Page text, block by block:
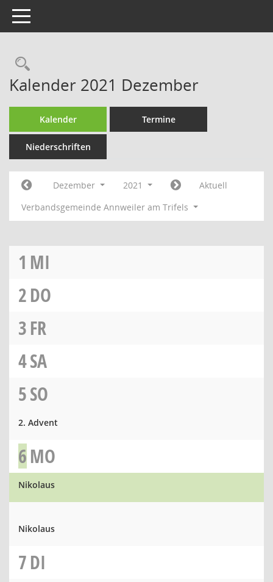
Toggle navigation
Rechercheauswahl
Kalender 2021 Dezember
Kalender Termine
Niederschriften
Dezember 2021
Aktuell
Verbandsgemeinde Annweiler am Trifels
1 MI
2DO
3FR
4SA
5SO
2. Advent
6MO
Nikolaus
Nikolaus
7DI